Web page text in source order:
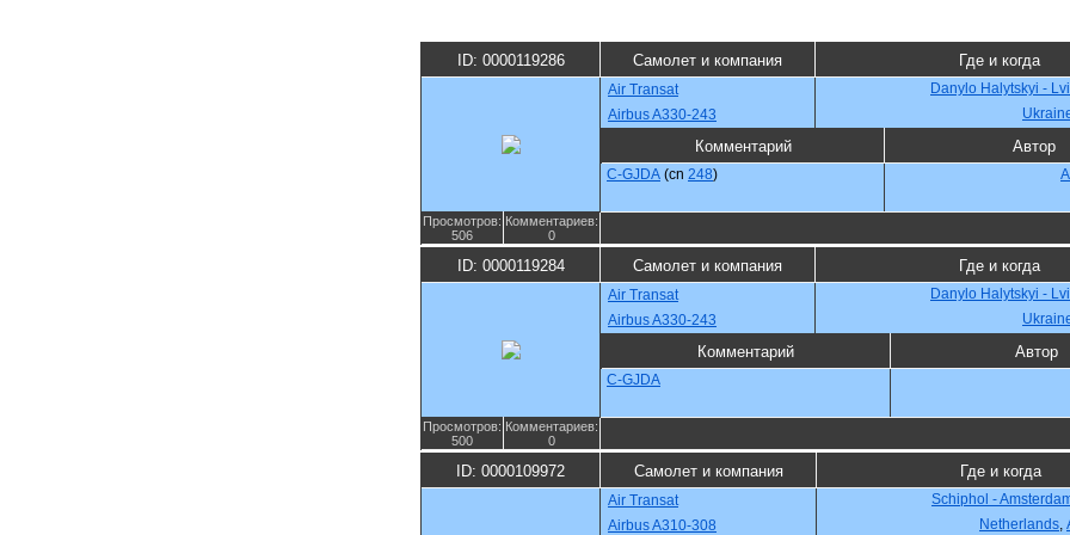
ID: 0000119286 Самолет и компания Где и когда
Air Transat
Danylo Halytskyi -
Airbus A330-243
Комментарий Автор
C-GJDA (cn 248)
Просмотров:
506
Комментариев:
0
ID: 0000119284 Самолет и компания Где и когда
Air Transat
Danylo Halytskyi -
Airbus A330-243
Комментарий Автор
C-GJDA
Просмотров:
500
Комментариев:
0
ID: 0000109972 Самолет и компания Где и когда
Air Transat
Schiphol -
Airbus A310-308
Netherlands,